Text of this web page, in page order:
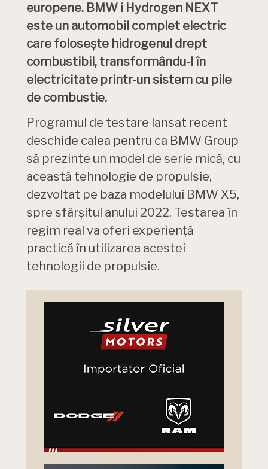
europene. BMW i Hydrogen NEXT
este un automobil complet electric
care foloseşte hidrogenul drept
combustibil, transformându-l în
electricitate printr-un sistem cu pile
de combustie.
Programul de testare lansat recent
deschide calea pentru ca BMW Group
să prezinte un model de serie mică, cu
această tehnologie de propulsie,
dezvoltat pe baza modelului BMW X5,
spre sfârşitul anului 2022. Testarea în
regim real va oferi experienţă
practică în utilizarea acestei
tehnologii de propulsie.